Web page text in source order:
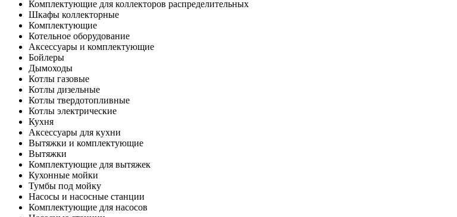
Комплектующие для коллекторов распределительных
Шкафы коллекторные
Комплектующие
Котельное оборудование
Аксессуары и комплектующие
Бойлеры
Дымоходы
Котлы газовые
Котлы дизельные
Котлы твердотопливные
Котлы электрические
Кухня
Аксессуары для кухни
Вытяжки и комплектующие
Вытяжки
Комплектующие для вытяжек
Кухонные мойки
Тумбы под мойку
Насосы и насосные станции
Комплектующие для насосов